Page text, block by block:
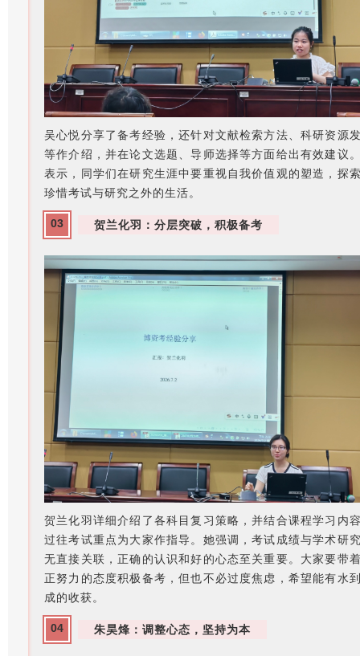
吴心悦分享了备考经验，还针对文献检索方法、科研资源
等作介绍，并在论文选题、导师选择等方面给出有效建议
表示，同学们在研究生涯中要重视自我价值观的塑造，探
珍惜考试与研究之外的生活。
03 贺兰化羽：分层突破，积极备考
贺兰化羽详细介绍了各科目复习策略，并结合课程学习内
过往考试重点为大家作指导。她强调，考试成绩与学术研
无直接关联，正确的认识和好的心态至关重要。大家要带
正努力的态度积极备考，但也不必过度焦虑，希望能有水
成的收获。
04 朱昊烽：调整心态，坚持为本